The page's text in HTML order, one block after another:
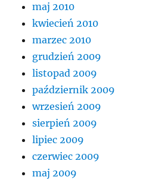
maj 2010
kwiecień 2010
marzec 2010
grudzień 2009
listopad 2009
październik 2009
wrzesień 2009
sierpień 2009
lipiec 2009
czerwiec 2009
maj 2009